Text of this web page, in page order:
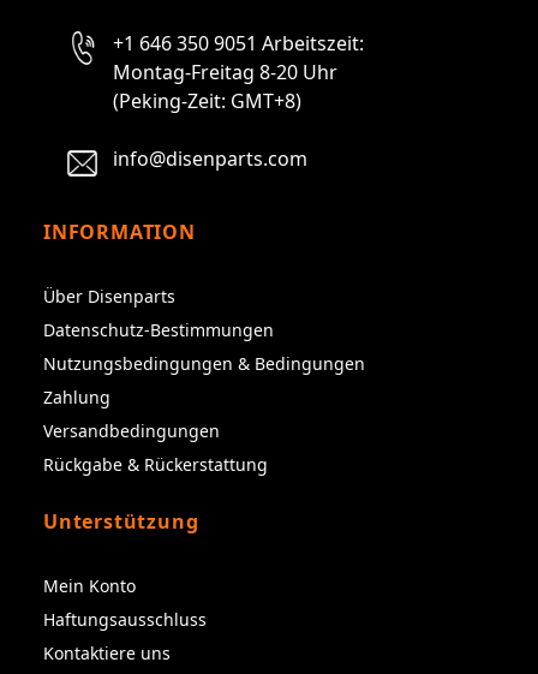
+1 646 350 9051 Arbeitszeit:
Montag-Freitag 8-20 Uhr
(Peking-Zeit: GMT+8)
info@disenparts.com
INFORMATION
Über Disenparts
Datenschutz-Bestimmungen
Nutzungsbedingungen & Bedingungen
Zahlung
Versandbedingungen
Rückgabe & Rückerstattung
Unterstützung
Mein Konto
Haftungsausschluss
Kontaktiere uns